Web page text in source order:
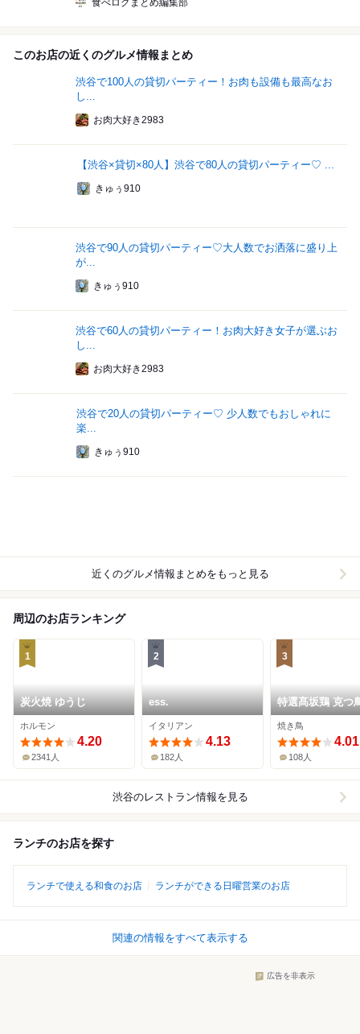
食べログまとめ編集部
このお店の近くのグルメ情報まとめ
渋谷で100人の貸切パーティー！お肉も設備も最高なお
し...
お肉大好き2983
【渋谷×貸切×80人】渋谷で80人の貸切パーティー♡ ...
きゅぅ910
渋谷で90人の貸切パーティー♡大人数でお洒落に盛り上
が...
きゅぅ910
渋谷で60人の貸切パーティー！お肉大好き女子が選ぶお
し...
お肉大好き2983
渋谷で20人の貸切パーティー♡ 少人数でもおしゃれに
楽...
きゅぅ910
近くのグルメ情報まとめをもっと見る
周辺のお店ランキング
1
炭火焼 ゆうじ
ホルモン
4.20
2341人
2
ess.
イタリアン
4.13
182人
3
特選髙坂鶏 克つ
焼き鳥
4.01
108人
渋谷のレストラン情報を見る
ランチのお店を探す
ランチで使える和食のお店 ランチができる日曜営業のお店
関連の情報をすべて表示する
広告を非表示